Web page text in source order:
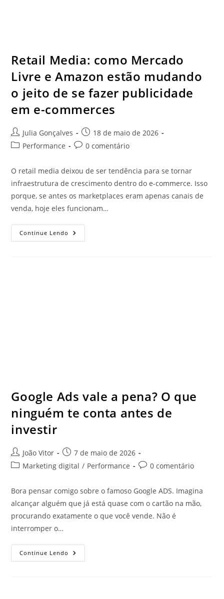
Retail Media: como Mercado
Livre e Amazon estão mudando
o jeito de se fazer publicidade
em e-commerces
Julia Gonçalves
18 de maio de 2026
Performance
0 comentário
O retail media deixou de ser tendência para se tornar
infraestrutura de crescimento dentro do e-commerce. Isso
porque, se antes os marketplaces eram apenas canais de
venda, hoje eles funcionam…
Continue Lendo
Google Ads vale a pena? O que
ninguém te conta antes de
investir
João Vitor
7 de maio de 2026
Marketing digital / Performance 0 comentário
Bora pensar comigo sobre o famoso Google ADS. Imagina
alcançar alguém que já está quase com o cartão na mão,
procurando exatamente o que você vende. Não é
interromper o…
Continue Lendo